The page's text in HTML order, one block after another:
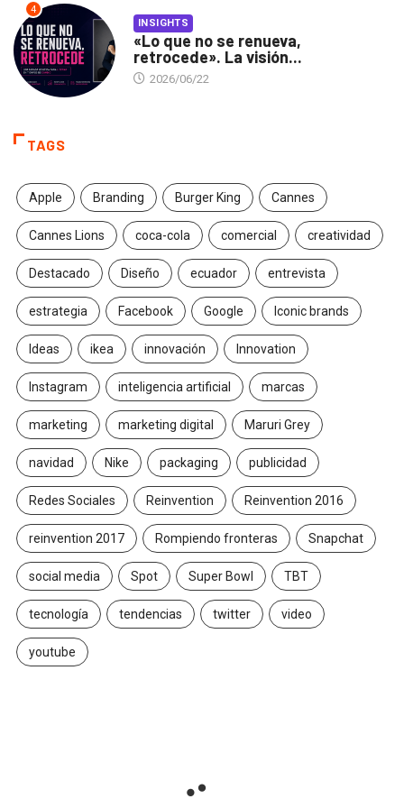
4
INSIGHTS
«Lo que no se renueva,
retrocede». La visión...
2026/06/22
TAGS
Apple Branding Burger King Cannes
Cannes Lions coca-cola comercial creatividad
Destacado Diseño ecuador entrevista
estrategia Facebook Google Iconic brands
Ideas ikea innovación Innovation
Instagram inteligencia artificial marcas
marketing marketing digital Maruri Grey
navidad Nike packaging publicidad
Redes Sociales Reinvention Reinvention 2016
reinvention 2017 Rompiendo fronteras Snapchat
social media Spot Super Bowl TBT
tecnología tendencias twitter video
youtube